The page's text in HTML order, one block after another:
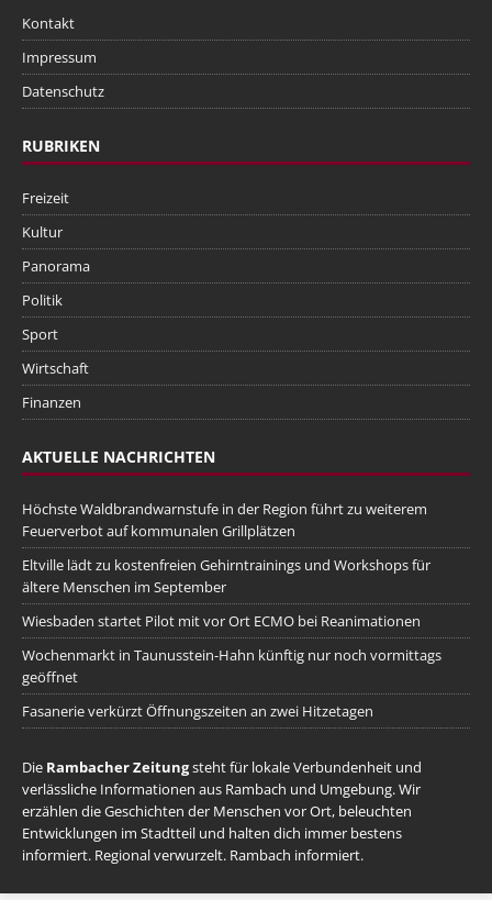
Kontakt
Impressum
Datenschutz
RUBRIKEN
Freizeit
Kultur
Panorama
Politik
Sport
Wirtschaft
Finanzen
AKTUELLE NACHRICHTEN
Höchste Waldbrandwarnstufe in der Region führt zu weiterem
Feuerverbot auf kommunalen Grillplätzen
Eltville lädt zu kostenfreien Gehirntrainings und Workshops für
ältere Menschen im September
Wiesbaden startet Pilot mit vor Ort ECMO bei Reanimationen
Wochenmarkt in Taunusstein-Hahn künftig nur noch vormittags
geöffnet
Fasanerie verkürzt Öffnungszeiten an zwei Hitzetagen
Die Rambacher Zeitungsteht für lokale Verbundenheit und
verlässliche Informationen aus Rambach und Umgebung. Wir
erzählen die Geschichten der Menschen vor Ort, beleuchten
Entwicklungen im Stadtteil und halten dich immer bestens
informiert. Regional verwurzelt. Rambach informiert.